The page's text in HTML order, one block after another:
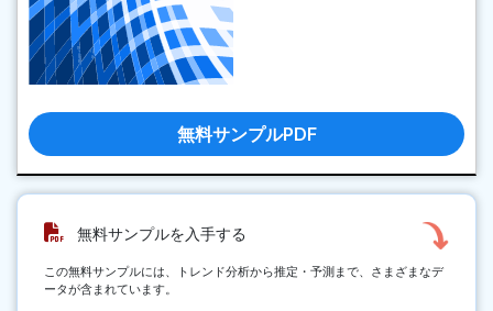
無料サンプルPDF
無料サンプルを入手する
この無料サンプルには、トレンド分析から推定・予測まで、さまざまなデ
ータが含まれています。